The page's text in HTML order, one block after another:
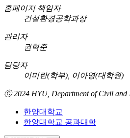
홈페이지 책임자
건설환경공학과장
관리자
권혁준
담당자
이미란(학부), 이아영(대학원)
ⓒ 2024 HYU, Department ofCivil and
한양대학교
한양대학교 공과대학